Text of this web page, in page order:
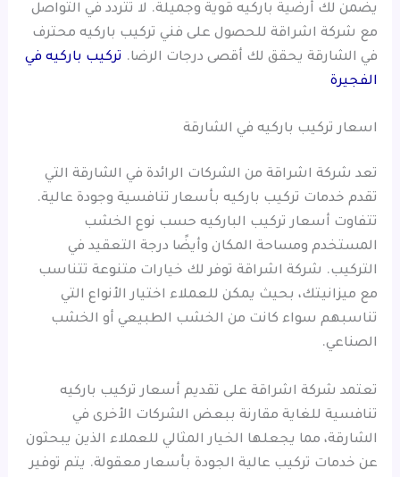
يضمن لك أرضية باركيه قوية وجميلة. لا تتردد في التواصل
مع شركة اشراقة للحصول على فني تركيب باركيه محترف
في الشارقة يحقق لك أقصى درجات الرضا. تركيب باركيه في
الفجيرة
اسعار تركيب باركيه في الشارقة
تعد شركة اشراقة من الشركات الرائدة في الشارقة التي
تقدم خدمات تركيب باركيه بأسعار تنافسية وجودة عالية.
تتفاوت أسعار تركيب الباركيه حسب نوع الخشب
المستخدم ومساحة المكان وأيضًا درجة التعقيد في
التركيب. شركة اشراقة توفر لك خيارات متنوعة تتناسب
مع ميزانيتك، بحيث يمكن للعملاء اختيار الأنواع التي
تناسبهم سواء كانت من الخشب الطبيعي أو الخشب
الصناعي.
تعتمد شركة اشراقة على تقديم أسعار تركيب باركيه
تنافسية للغاية مقارنة ببعض الشركات الأخرى في
الشارقة، مما يجعلها الخيار المثالي للعملاء الذين يبحثون
عن خدمات تركيب عالية الجودة بأسعار معقولة. يتم توفير